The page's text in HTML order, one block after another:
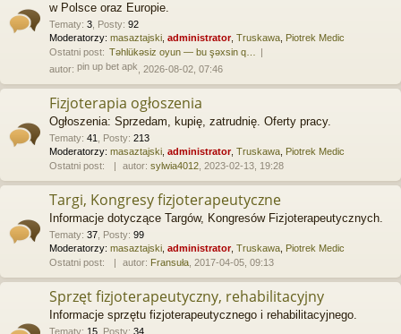
w Polsce oraz Europie.
Tematy: 3 Posty: 92
Moderatorzy: masaztajski administrator, Truskawa Piotrek Medic
Ostatni post: Təhlükəsiz oyun — bu şəxsin q…
autor: pin up bet apk , 2026-08-02, 07:46
Fizjoterapia ogłoszenia
Ogłoszenia: Sprzedam, kupię, zatrudnię. Oferty pracy.
Tematy: 41 Posty: 213
Moderatorzy: masaztajski administrator, Truskawa Piotrek Medic
Ostatni post:
autor: sylwia4012 , 2023-02-13, 19:28
Targi, Kongresy fizjoterapeutyczne
Informacje dotyczące Targów, Kongresów Fizjoterapeutycznych.
Tematy: 37 Posty: 99
Moderatorzy: masaztajski administrator, Truskawa Piotrek Medic
Ostatni post:
autor: Fransuła , 2017-04-05, 09:13
Sprzęt fizjoterapeutyczny, rehabilitacyjny
Informacje sprzętu fizjoterapeutycznego i rehabilitacyjnego.
Tematy: 15 Posty: 34